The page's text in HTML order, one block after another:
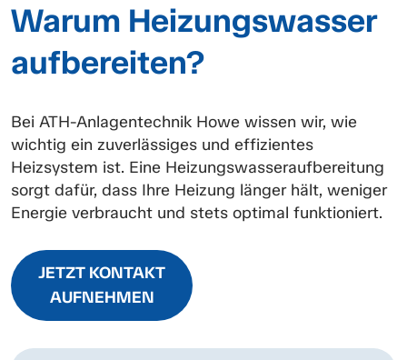
Warum Heizungswasser
aufbereiten?
Bei ATH-Anlagentechnik Howe wissen wir, wie
wichtig ein zuverlässiges und effizientes
Heizsystem ist. Eine Heizungswasseraufbereitung
sorgt dafür, dass Ihre Heizung länger hält, weniger
Energie verbraucht und stets optimal funktioniert.
JETZT KONTAKT
AUFNEHMEN